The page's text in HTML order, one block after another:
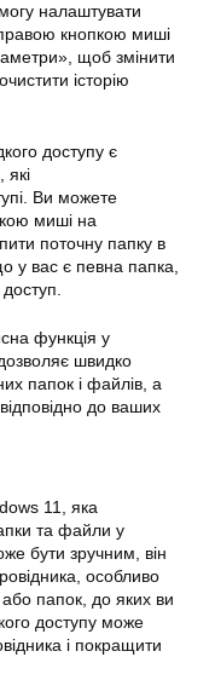
налаштувати
кнопкою миші
щоб змінити
історію
доступу є
які
Ви можете
миші на
поточну папку в
у вас є певна папка,
функція у
швидко
папок і файлів, а
до ваших
11, яка
та файли у
бути зручним, він
особливо
або папок, до яких ви
доступу може
і покращити